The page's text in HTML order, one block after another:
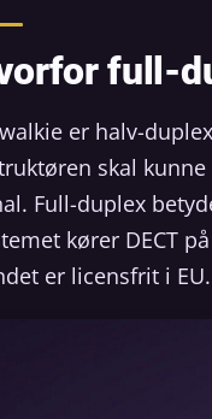
full-
er halv-
skal
Full-duplex
kører DECT
er licensfrit i EU.